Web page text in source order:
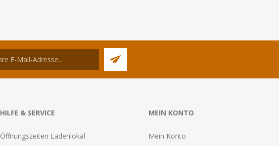
HILFE & SERVICE
Öffnungszeiten Ladenlokal
MEIN KONTO
Mein Konto